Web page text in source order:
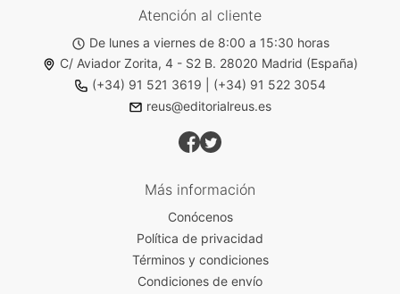
Atención al cliente
De lunes a viernes de 8:00 a 15:30 horas
C/ Aviador Zorita, 4 - S2 B. 28020 Madrid (España)
(+34) 91 521 3619
(+34) 91 522 3054
reus@editorialreus.es
Más información
Conócenos
Política de privacidad
Términos y condiciones
Condiciones de envío